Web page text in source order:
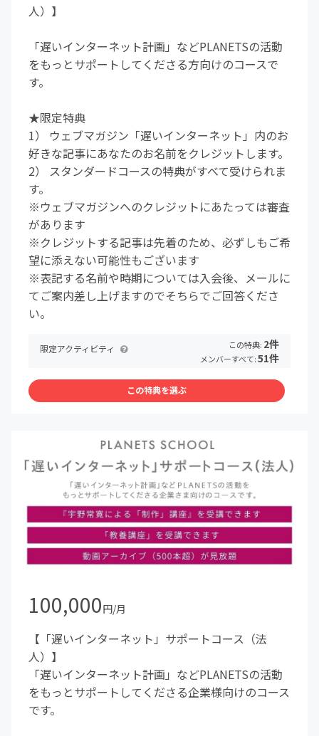
人）】
「遅いインターネット計画」などPLANETSの活動
をもっとサポートしてくださる方向けのコースで
す。
★限定特典
1） ウェブマガジン「遅いインターネット」内のお
好きな記事にあなたのお名前をクレジットします。
2） スタンダードコースの特典がすべて受けられま
す。
※ウェブマガジンへのクレジットにあたっては審査
があります
※クレジットする記事は先着のため、必ずしもご希
望に添えない可能性もございます
※表記する名前や時期については入会後、メールに
てご案内差し上げますのでそちらでご回答くださ
い。
限定アクティビティ この特典: 2件
メンバーすべて:51件
この特典を選ぶ
100,000円/月
【「遅いインターネット」サポートコース（法
人）】
「遅いインターネット計画」などPLANETSの活動
をもっとサポートしてくださる企業様向けのコース
です。